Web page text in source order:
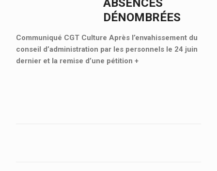
ABSENCES
DÉNOMBRÉES
Communiqué CGT Culture Après l’envahissement du
conseil d’administration par les personnels le 24 juin
dernier et la remise d’une pétition +